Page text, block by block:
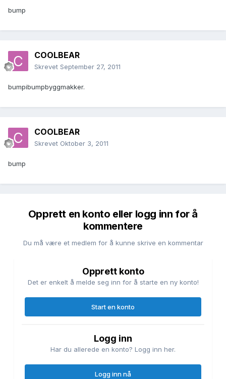
bump
COOLBEAR
Skrevet September 27, 2011
bumpibumpbyggmakker.
COOLBEAR
Skrevet Oktober 3, 2011
bump
Opprett en konto eller logg inn for å
kommentere
Du må være et medlem for å kunne skrive en kommentar
Opprett konto
Det er enkelt å melde seg inn for å starte en ny konto!
Start en konto
Logg inn
Har du allerede en konto? Logg inn her.
Logg inn nå